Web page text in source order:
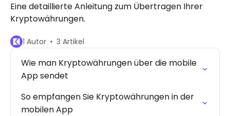
Eine detaillierte Anleitung zum Übertragen Ihrer
Kryptowährungen.
1 Autor 3 Artikel
Wie man Kryptowährungen über die mobile
App sendet
So empfangen Sie Kryptowährungen in der
mobilen App